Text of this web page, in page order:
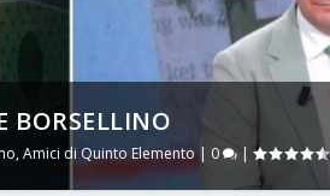
BORSELLINO
,Amici di Quinto Elemento| 0 |